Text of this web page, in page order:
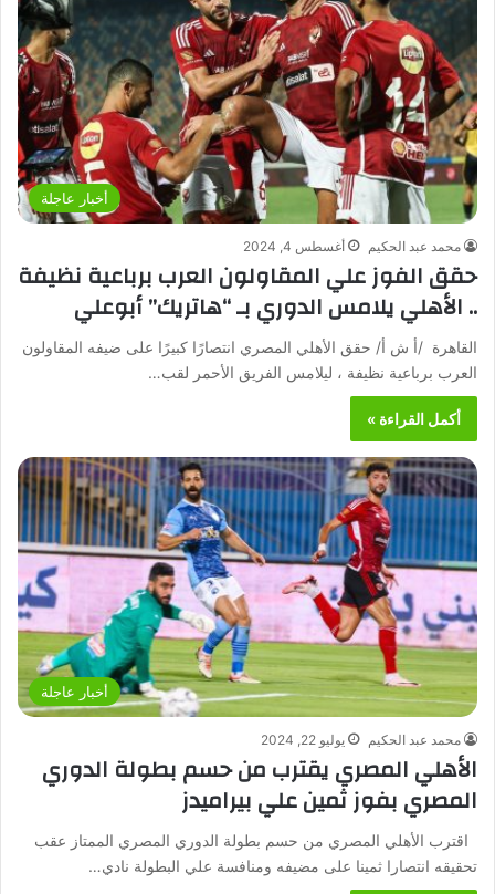
أخبار عاجلة
محمد عبد الحكيم أغسطس 4, 2024
حقق الفوز علي المقاولون العرب برباعية نظيفة
.. الأهلي يلامس الدوري بـ “هاتريك” أبوعلي
القاهرة /أ ش أ/ حقق الأهلي المصري انتصارًا كبيرًا على ضيفه المقاولون
العرب برباعية نظيفة ، ليلامس الفريق الأحمر لقب…
أكمل القراءة »
أخبار عاجلة
محمد عبد الحكيم يوليو 22, 2024
الأهلي المصري يقترب من حسم بطولة الدوري
المصري بفوز ثمين علي بيراميدز
اقترب الأهلي المصري من حسم بطولة الدوري المصري الممتاز عقب
تحقيقه انتصارا ثمينا على مضيفه ومنافسة علي البطولة نادي…